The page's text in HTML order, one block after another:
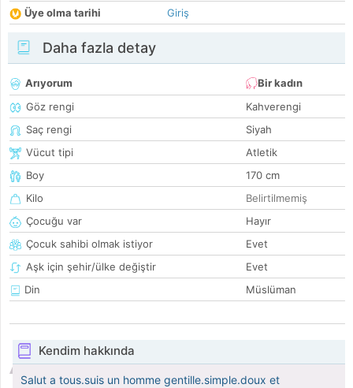
Üye olma tarihi
Giriş
Daha fazla detay
Arıyorum
Bir kadın
Göz rengi
Kahverengi
Saç rengi
Siyah
Vücut tipi
Atletik
Boy
170 cm
Kilo
Belirtilmemiş
Çocuğu var
Hayır
Çocuk sahibi olmak istiyor
Evet
Aşk için şehir/ülke değiştir
Evet
Din
Müslüman
Kendim hakkında
Salut a tous.suis un homme gentille.simple.doux et